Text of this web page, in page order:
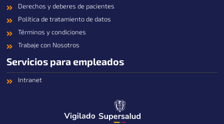
Derechos y deberes de pacientes
Política de tratamiento de datos
Términos y condiciones
Trabaje con Nosotros
Servicios para empleados
Intranet